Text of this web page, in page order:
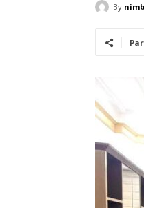
By